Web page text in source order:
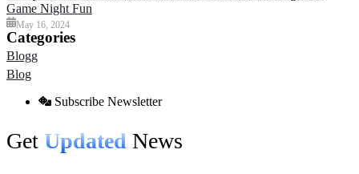
Game Night Fun
May 16, 2024
Categories
Blogg
Blog
Subscribe Newsletter
Get Updated News